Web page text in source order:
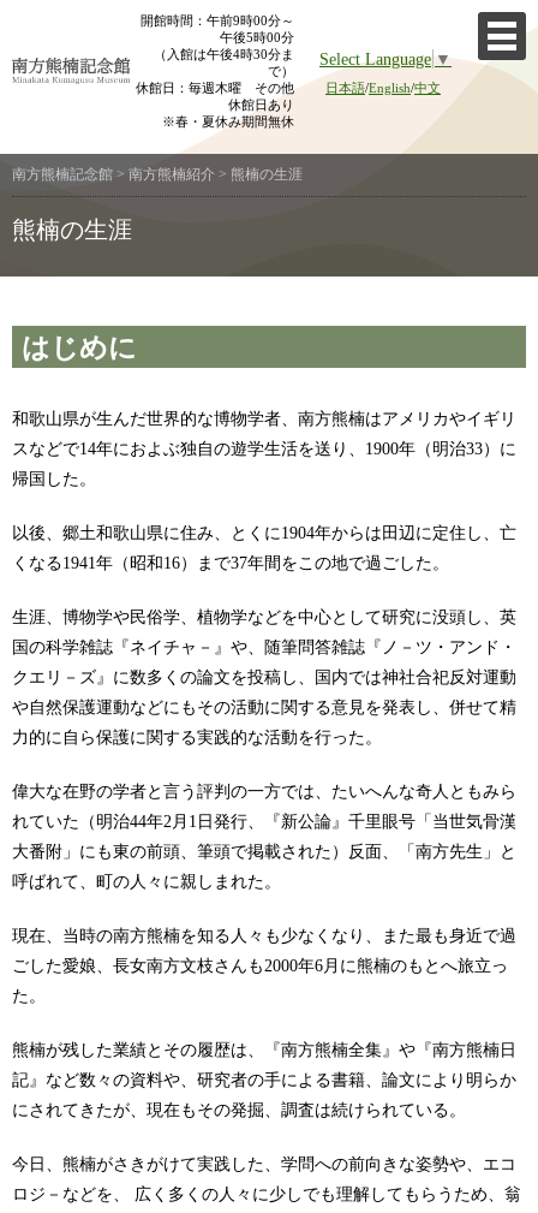
content
開館時間：午前9時00分～
午後5時00分
（入館は午後4時30分ま
で）
休館日：毎週木曜 その他
休館日あり
※春・夏休み期間無休
Select Language▼
日本語/English/中文
南方熊楠記念館 > 南方熊楠紹介 > 熊楠の生涯
熊楠の生涯
はじめに
和歌山県が生んだ世界的な博物学者、南方熊楠はアメリカやイギリ
スなどで14年におよぶ独自の遊学生活を送り、1900年（明治33）に
帰国した。
以後、郷土和歌山県に住み、とくに1904年からは田辺に定住し、亡
くなる1941年（昭和16）まで37年間をこの地で過ごした。
生涯、博物学や民俗学、植物学などを中心として研究に没頭し、英
国の科学雑誌『ネイチャ－』や、随筆問答雑誌『ノ－ツ・アンド・
クエリ－ズ』に数多くの論文を投稿し、国内では神社合祀反対運動
や自然保護運動などにもその活動に関する意見を発表し、併せて精
力的に自ら保護に関する実践的な活動を行った。
偉大な在野の学者と言う評判の一方では、たいへんな奇人ともみら
れていた（明治44年2月1日発行、『新公論』千里眼号「当世気骨漢
大番附」にも東の前頭、筆頭で掲載された）反面、「南方先生」と
呼ばれて、町の人々に親しまれた。
現在、当時の南方熊楠を知る人々も少なくなり、また最も身近で過
ごした愛娘、長女南方文枝さんも2000年6月に熊楠のもとへ旅立っ
た。
熊楠が残した業績とその履歴は、『南方熊楠全集』や『南方熊楠日
記』など数々の資料や、研究者の手による書籍、論文により明らか
にされてきたが、現在もその発掘、調査は続けられている。
今日、熊楠がさきがけて実践した、学問への前向きな姿勢や、エコ
ロジ－などを、 広く多くの人々に少しでも理解してもらうため、翁